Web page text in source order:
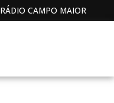
RÁDIO CAMPO MAIOR